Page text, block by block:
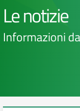
Le notizie
Informazioni